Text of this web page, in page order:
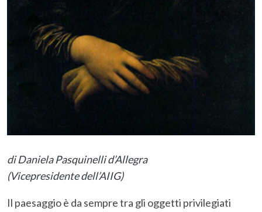
diDaniela Pasquinelli d’Allegra
(Vicepresidente dell’AIIG)
Il paesaggio è da sempre tra gli oggetti privilegiati